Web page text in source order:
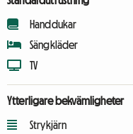
Handdukar
Sängkläder
TV
Ytterligare bekvämligheter
Strykjärn